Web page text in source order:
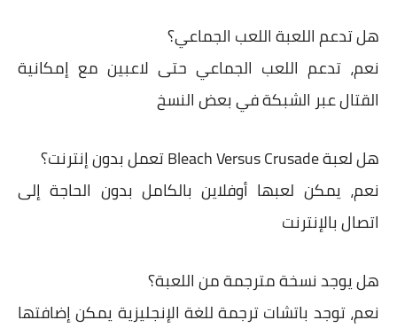
هل تدعم اللعبة اللعب الجماعي؟
نعم، تدعم اللعب الجماعي حتى لاعبين مع إمكانية
القتال عبر الشبكة في بعض النسخ
هل لعبة Bleach Versus Crusade تعمل بدون إنترنت؟
نعم، يمكن لعبها أوفلاين بالكامل بدون الحاجة إلى
اتصال بالإنترنت
هل يوجد نسخة مترجمة من اللعبة؟
نعم، توجد باتشات ترجمة للغة الإنجليزية يمكن إضافتها